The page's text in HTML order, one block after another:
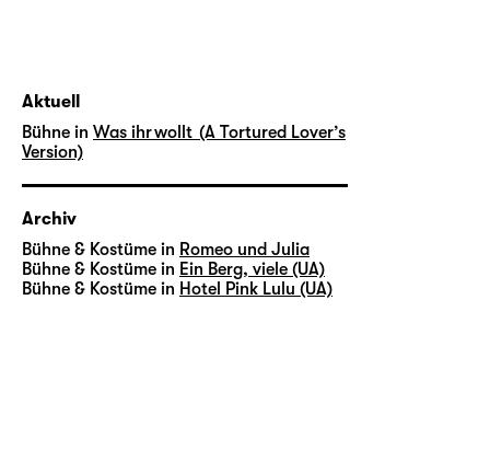
Aktuell
Bühne in Was ihr wollt (A Tortured Lover’s
Version)
Archiv
Bühne & Kostüme in Romeo und Julia
Bühne & Kostüme in Ein Berg, viele (UA)
Bühne & Kostüme in Hotel Pink Lulu (UA)